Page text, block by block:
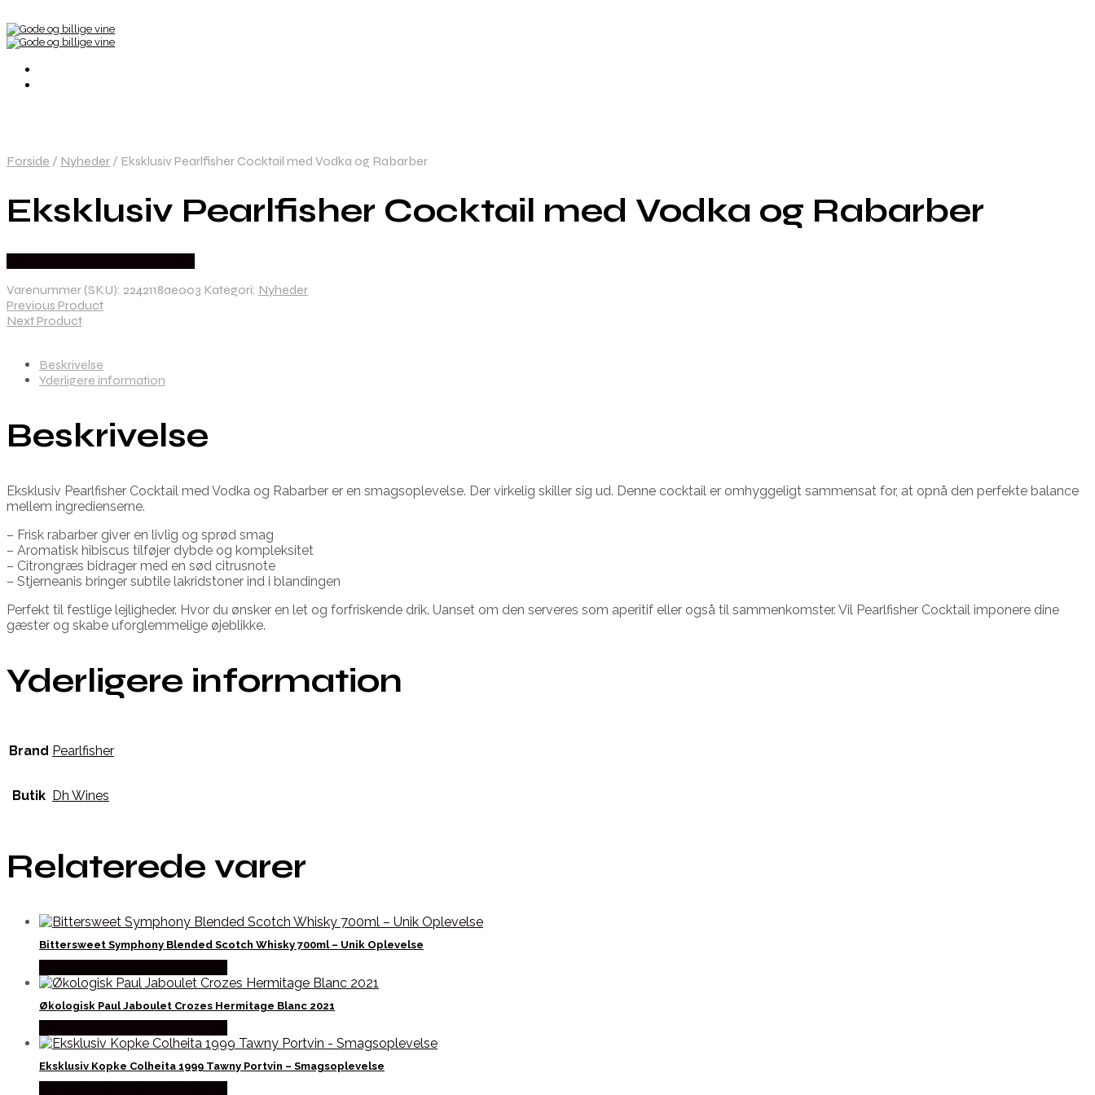
Forside / Nyheder / Eksklusiv Pearlfisher Cocktail med Vodka og Rabarber
Eksklusiv Pearlfisher Cocktail med Vodka og Rabarber
Varenummer (SKU): 2242118ae003 Kategori: Nyheder
Previous Product
Next Product
Beskrivelse
Yderligere information
Beskrivelse
Eksklusiv Pearlfisher Cocktail med Vodka og Rabarber er en smagsoplevelse. Der virkelig skiller sig ud. Denne cocktail er omhyggeligt sammensat for, at opnå den perfekte balance
mellem ingredienserne.
– Frisk rabarber giver en livlig og sprød smag
– Aromatisk hibiscus tilføjer dybde og kompleksitet
– Citrongræs bidrager med en sød citrusnote
– Stjerneanis bringer subtile lakridstoner ind i blandingen
Perfekt til festlige lejligheder. Hvor du ønsker en let og forfriskende drik. Uanset om den serveres som aperitif eller også til sammenkomster. Vil Pearlfisher Cocktail imponere dine
gæster og skabe uforglemmelige øjeblikke.
Yderligere information
Brand Pearlfisher
Butik Dh Wines
Relaterede varer
Bittersweet Symphony Blended Scotch Whisky 700ml – Unik Oplevelse
Økologisk Paul Jaboulet Crozes Hermitage Blanc 2021
Eksklusiv Kopke Colheita 1999 Tawny Portvin – Smagsoplevelse